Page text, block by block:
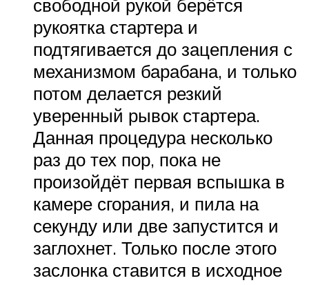
свободной рукой берётся
рукоятка стартера и
подтягивается до зацепления с
механизмом барабана, и только
потом делается резкий
уверенный рывок стартера.
Данная процедура несколько
раз до тех пор, пока не
произойдёт первая вспышка в
камере сгорания, и пила на
секунду или две запустится и
заглохнет. Только после этого
заслонка ставится в исходное